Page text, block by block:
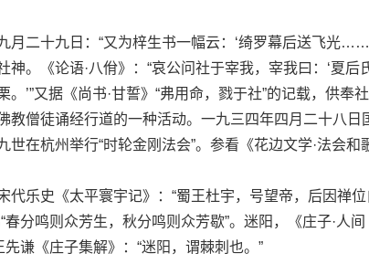
二十九日：“又为梓生书一幅云：‘绮罗幕后送飞光……
《论语·八佾》：“哀公问社于宰我，宰我曰：‘夏后
’”又据《尚书·甘誓》“弗用命，戮于社”的记载，供奉
教僧徒诵经行道的一种活动。一九三四年四月二十八日
在杭州举行“时轮金刚法会”。参看《花边文学·法会和
乐史《太平寰宇记》：“蜀王杜宇，号望帝，后因禅位
分鸣则众芳生，秋分鸣则众芳歇”。迷阳，《庄子·人间
谦《庄子集解》：“迷阳，谓棘刺也。”